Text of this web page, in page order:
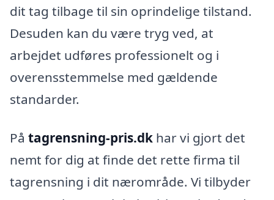
dit tag tilbage til sin oprindelige tilstand.
Desuden kan du være tryg ved, at
arbejdet udføres professionelt og i
overensstemmelse med gældende
standarder.
På tagrensning-pris.dk har vi gjort det
nemt for dig at finde det rette firma til
tagrensning i dit nærområde. Vi tilbyder